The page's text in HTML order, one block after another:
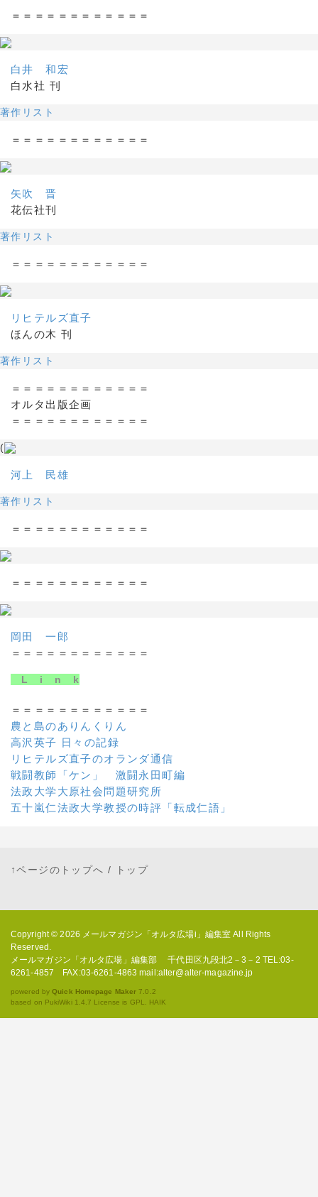
＝＝＝＝＝＝＝＝＝＝＝＝
白井 和宏
白水社 刊
著作リスト
＝＝＝＝＝＝＝＝＝＝＝＝
矢吹 晋
花伝社刊
著作リスト
＝＝＝＝＝＝＝＝＝＝＝＝
リヒテルズ直子
ほんの木 刊
著作リスト
＝＝＝＝＝＝＝＝＝＝＝＝
オルタ出版企画
＝＝＝＝＝＝＝＝＝＝＝＝
(
河上 民雄
著作リスト
＝＝＝＝＝＝＝＝＝＝＝＝
＝＝＝＝＝＝＝＝＝＝＝＝
岡田 一郎
＝＝＝＝＝＝＝＝＝＝＝＝
L i n k
＝＝＝＝＝＝＝＝＝＝＝＝
農と島のありんくりん
高沢英子 日々の記録
リヒテルズ直子のオランダ通信
戦闘教師「ケン」 激闘永田町編
法政大学大原社会問題研究所
五十嵐仁法政大学教授の時評「転成仁語」
↑ページのトップへ / トップ
Copyright © 2026 メールマガジン「オルタ広場i」編集室 All Rights
Reserved.
メールマガジン「オルタ広場」編集部 千代田区九段北2－3－2 TEL:03-
6261-4857 FAX:03-6261-4863 mail:alter@alter-magazine.jp
powered byQuick Homepage Maker 7.0.2
based on PukiWiki 1.4.7 License is GPL. HAIK